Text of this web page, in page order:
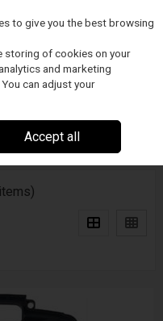
to give you the best browsing
storing of cookies on your
and marketing
can adjust your
Accept all